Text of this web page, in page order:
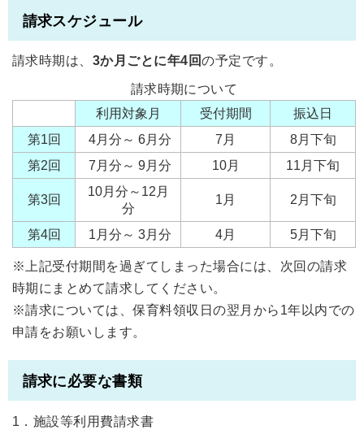
請求スケジュール
請求時期は、 3か月ごとに年4回の予定です。
請求時期について
利用対象月 受付期間
振込日
第1回
4月分～ 6月分 7月
8月下旬
第2回
7月分～ 9月分 10月 11月下旬
第3回
10月分～12月
分
1月 2月下旬
第4回 1月分～ 3月分 4月 5月下旬
※上記受付期間を過ぎてしまった場合には、次回の請求
時期にまとめて請求してください。
※請求については、保育料領収日の翌月から1年以内での
申請をお願いします。
請求に必要な書類
1．施設等利用費請求書